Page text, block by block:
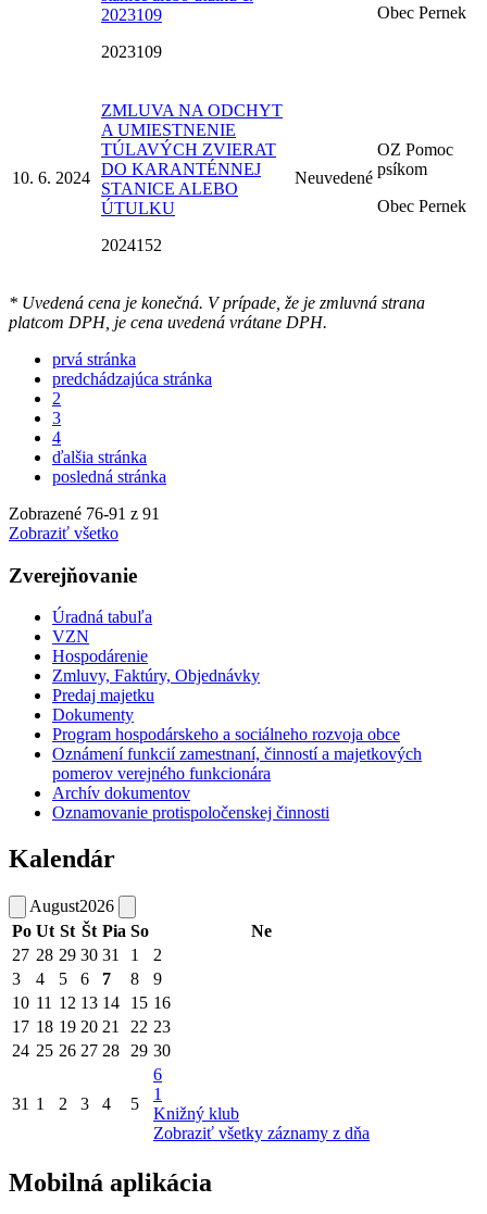
2023109
2023109
Obec Pernek
10. 6. 2024
ZMLUVA NA ODCHYT
A UMIESTNENIE
TÚLAVÝCH ZVIERAT
DO KARANTÉNNEJ
STANICE ALEBO
ÚTULKU
2024152
Neuvedené
OZ Pomoc
psíkom
Obec Pernek
* Uvedená cena je konečná. V prípade, že je zmluvná strana
platcom DPH, je cena uvedená vrátane DPH.
prvá stránka
predchádzajúca stránka
2
3
4
ďalšia stránka
posledná stránka
Zobrazené 76-91 z 91
Zobraziť všetko
Zverejňovanie
Úradná tabuľa
VZN
Hospodárenie
Zmluvy, Faktúry, Objednávky
Predaj majetku
Dokumenty
Program hospodárskeho a sociálneho rozvoja obce
Oznámení funkcií zamestnaní, činností a majetkových
pomerov verejného funkcionára
Archív dokumentov
Oznamovanie protispoločenskej činnosti
Kalendár
August2026
Po Ut St Št Pia So
Ne
27 28 29 30 31 1
2
3
4 5 6 7 8
9
10 11 12 13 14 15 16
17 18 19 20 21 22 23
24 25 26 27 28 29 30
31 1 2 3 4 5
6
1
Knižný klub
Zobraziť všetky záznamy z dňa
Mobilná aplikácia